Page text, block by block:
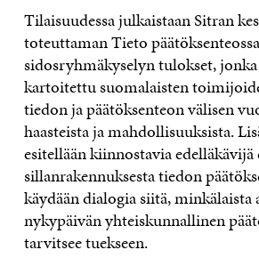
Tilaisuudessa julkaistaan Sitran
toteuttaman Tieto
sidosryhmäkyselyn tulokset,
kartoitettu suomalaisten
tiedon ja päätöksenteon välisen
haasteista ja mahdollisuuksista.
esitellään kiinnostavia edelläkävijä
sillanrakennuksesta tiedon
käydään dialogia siitä,
nykypäivän yhteiskunnallinen
tarvitsee tuekseen.